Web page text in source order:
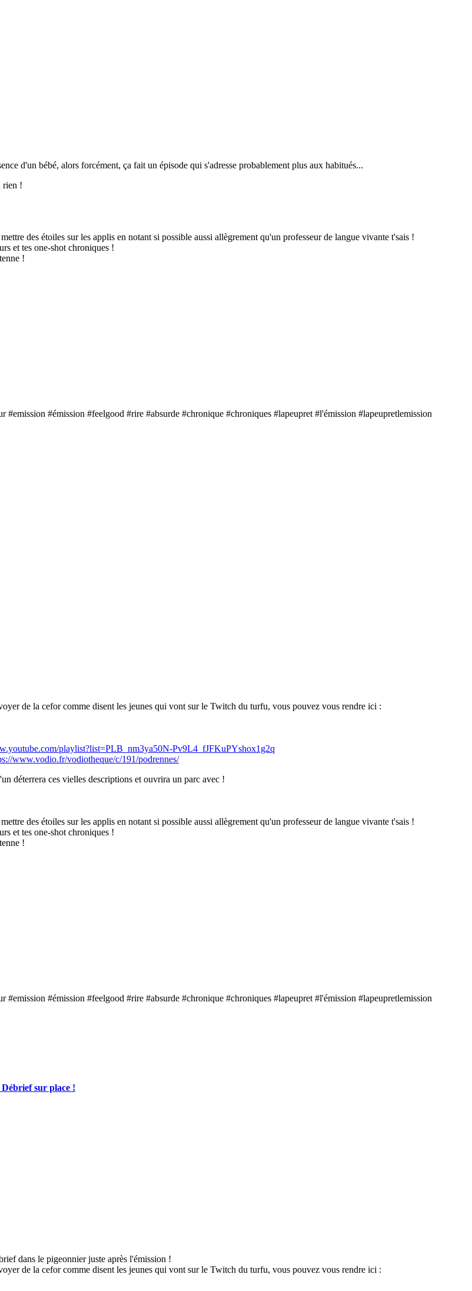
d'un bébé, alors forcément, ça fait un épisode qui s'adresse probablement plus aux habitués...
rien !
des étoiles sur les applis en notant si possible aussi allègrement qu'un professeur de langue vivante t'sais !
et tes one-shot chroniques !
!
#émission #feelgood #rire #absurde #chronique #chroniques #lapeupret #l'émission #lapeupretlemission
de la cefor comme disent les jeunes qui vont sur le Twitch du turfu, vous pouvez vous rendre ici :
playlist?list=PLB_nm3ya50N-Pv9L4_fJFKuPYshox1g2q
www.vodio.fr/vodiotheque/c/191/podrennes/
déterrera ces vielles descriptions et ouvrira un parc avec !
des étoiles sur les applis en notant si possible aussi allègrement qu'un professeur de langue vivante t'sais !
et tes one-shot chroniques !
!
#émission #feelgood #rire #absurde #chronique #chroniques #lapeupret #l'émission #lapeupretlemission
sur place !
dans le pigeonnier juste après l'émission !
de la cefor comme disent les jeunes qui vont sur le Twitch du turfu, vous pouvez vous rendre ici :